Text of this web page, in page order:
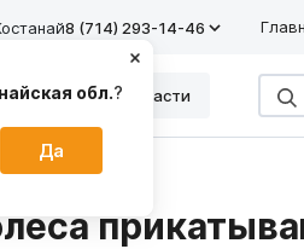
8 (714) 293-14-46
Запчасти
обл.?
Да